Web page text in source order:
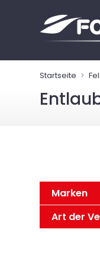
Startseite
Marken
Art der